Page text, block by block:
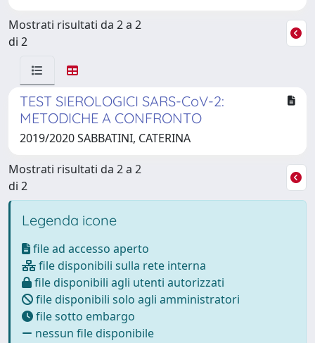
Mostrati risultati da 2 a 2
di 2
TEST SIEROLOGICI SARS-CoV-2:
METODICHE A CONFRONTO
2019/2020 SABBATINI, CATERINA
Mostrati risultati da 2 a 2
di 2
Legenda icone
file ad accesso aperto
file disponibili sulla rete interna
file disponibili agli utenti autorizzati
file disponibili solo agli amministratori
file sotto embargo
nessun file disponibile